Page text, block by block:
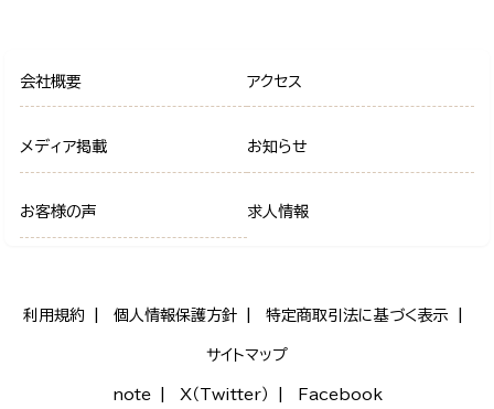
会社概要 アクセス
メディア掲載 お知らせ
お客様の声 求人情報
利用規約 個人情報保護方針 特定商取引法に基づく表示
サイトマップ
note X（Twitter） Facebook